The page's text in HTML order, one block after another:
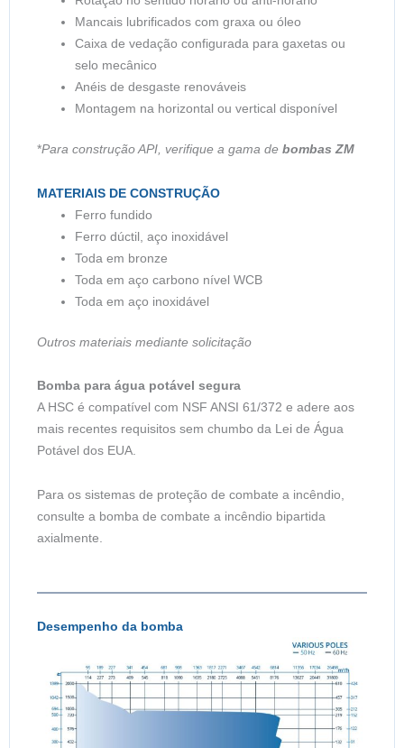
Mancais lubrificados com graxa ou óleo
Caixa de vedação configurada para gaxetas ou
selo mecânico
Anéis de desgaste renováveis
Montagem na horizontal ou vertical disponível
*Para construção API, verifique a gama de bombas ZM
MATERIAIS DE CONSTRUÇÃO
Ferro fundido
Ferro dúctil, aço inoxidável
Toda em bronze
Toda em aço carbono nível WCB
Toda em aço inoxidável
Outros materiais mediante solicitação
Bomba para água potável segura
A HSC é compatível com NSF ANSI 61/372 e adere aos
mais recentes requisitos sem chumbo da Lei de Água
Potável dos EUA.
Para os sistemas de proteção de combate a incêndio,
consulte a bomba de combate a incêndio bipartida
axialmente.
Desempenho da bomba